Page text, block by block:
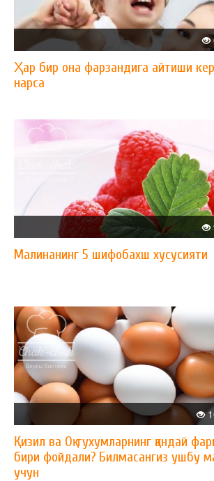
Ҳар бир она фарзандига айтиши
нарса
Малинанинг 5 шифобахш хусусияти
Қизил ва Оқ тухумларнинг қандай
бири фойдали? Билмасангиз ушбу
учун